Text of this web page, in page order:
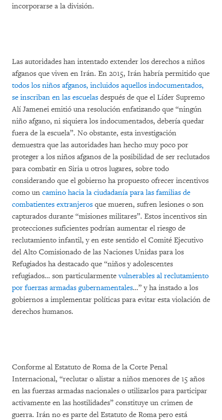
incorporarse a la división.
Las autoridades han intentado extender los derechos a niños
afganos que viven en Irán. En 2015, Irán habría permitido que
todos los niños afganos, incluidos aquellos indocumentados,
se inscriban en las escuelas después de que el Líder Supremo
Alí Jamenei emitió una resolución enfatizando que “ningún
niño afgano, ni siquiera los indocumentados, debería quedar
fuera de la escuela”. No obstante, esta investigación
demuestra que las autoridades han hecho muy poco por
proteger a los niños afganos de la posibilidad de ser reclutados
para combatir en Siria u otros lugares, sobre todo
considerando que el gobierno ha propuesto ofrecer incentivos
como un camino hacia la ciudadanía para las familias de
combatientes extranjeros que mueren, sufren lesiones o son
capturados durante “misiones militares”. Estos incentivos sin
protecciones suficientes podrían aumentar el riesgo de
reclutamiento infantil, y en este sentido el Comité Ejecutivo
del Alto Comisionado de las Naciones Unidas para los
Refugiados ha destacado que “niños y adolescentes
refugiados… son particularmentevulnerables al reclutamiento
por fuerzas armadas gubernamentales…” y ha instado a los
gobiernos a implementar políticas para evitar esta violación de
derechos humanos.
Conforme al Estatuto de Roma de la Corte Penal
Internacional, “reclutar o alistar a niños menores de 15 años
en las fuerzas armadas nacionales o utilizarlos para participar
activamente en las hostilidades” constituye un crimen de
guerra. Irán no es parte del Estatuto de Roma pero está